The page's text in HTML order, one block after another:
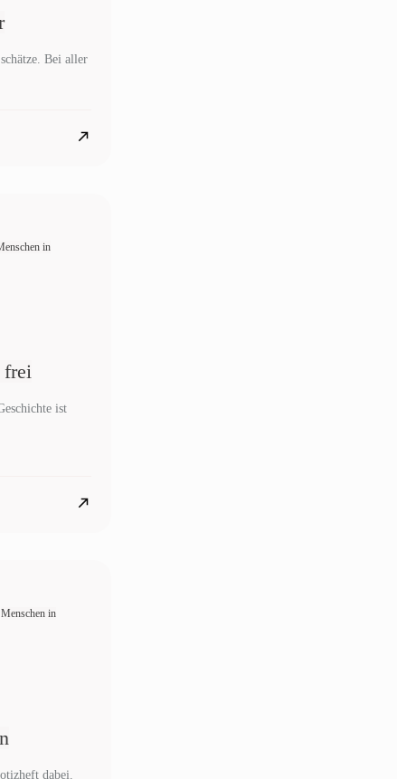
Bei aller
in
ist
Menschen in
dabei.